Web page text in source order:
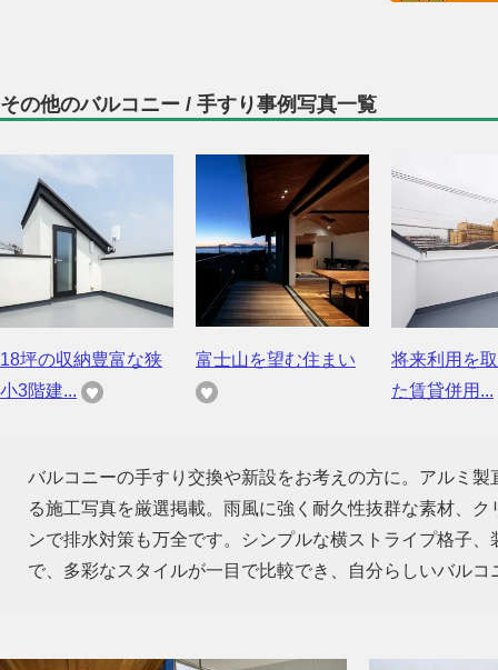
その他のバルコニー / 手すり事例写真一覧
18坪の収納豊富な狭
小3階建...
富士山を望む住まい
将来利用を
た賃貸併用...
バルコニーの手すり交換や新設をお考えの方に。アルミ
る施工写真を厳選掲載。雨風に強く耐久性抜群な素材、
ンで排水対策も万全です。シンプルな横ストライプ格子
で、多彩なスタイルが一目で比較でき、自分らしいバルコ